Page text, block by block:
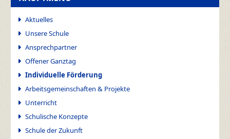
Aktuelles
Unsere Schule
Ansprechpartner
Offener Ganztag
Individuelle Förderung
Arbeitsgemeinschaften & Projekte
Unterricht
Schulische Konzepte
Schule der Zukunft